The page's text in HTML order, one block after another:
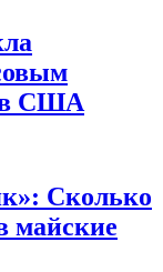
в США
Сколько
майские